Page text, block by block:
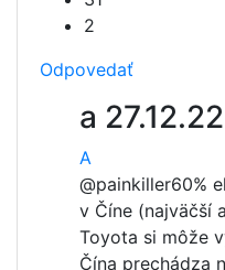
2
Odpovedať
a
A
@painkiller60%
v Číne (najväčší
Toyota si môže
Čína prechádza